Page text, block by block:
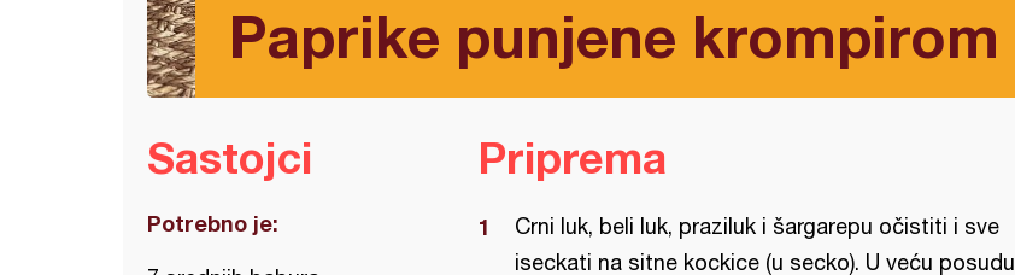
Paprike punjene krompirom
Sastojci
Potrebno je:
Priprema
Crni luk, beli luk, praziluk i šargarepu očistiti i sve
iseckati na sitne kockice (u secko). U veću posudu